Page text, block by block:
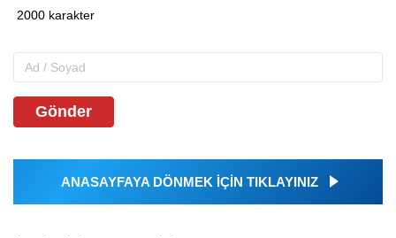
Gönder
ANASAYFAYA DÖNMEK İÇİN TIKLAYINIZ